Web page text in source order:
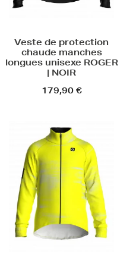
Veste de protection
chaude manches
longues unisexe ROGER
| NOIR
179,90 €